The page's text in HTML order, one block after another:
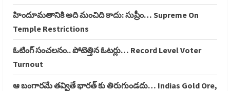
హిందూమతానికి అది మంచిది కాదు: సుప్రీం… Supreme On
Temple Restrictions
ఓటింగ్ సంచలనం.. పోటెత్తిన ఓటర్లు… Record Level Voter
Turnout
ఆ బంగారమే తవ్వితే భారత్ కు తిరుగుండదు… Indias Gold Ore,